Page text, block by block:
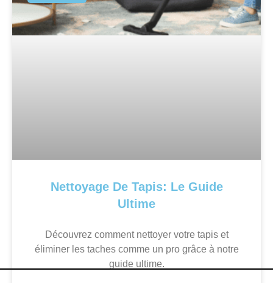
Nettoyage De Tapis: Le Guide
Ultime
Découvrez comment nettoyer votre tapis et
éliminer les taches comme un pro grâce à notre
guide ultime.